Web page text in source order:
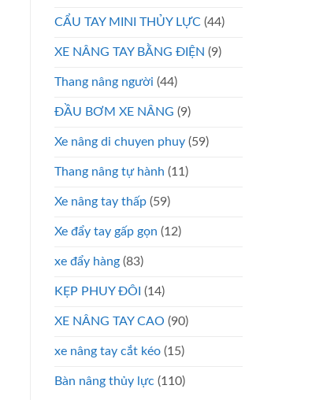
CẨU TAY MINI THỦY LỰC (44)
XE NÂNG TAY BẰNG ĐIỆN (9)
Thang nâng người (44)
ĐẦU BƠM XE NÂNG (9)
Xe nâng di chuyen phuy (59)
Thang nâng tự hành (11)
Xe nâng tay thấp (59)
Xe đẩy tay gấp gọn (12)
xe đẩy hàng (83)
KẸP PHUY ĐÔI (14)
XE NÂNG TAY CAO (90)
xe nâng tay cắt kéo (15)
Bàn nâng thủy lực (110)